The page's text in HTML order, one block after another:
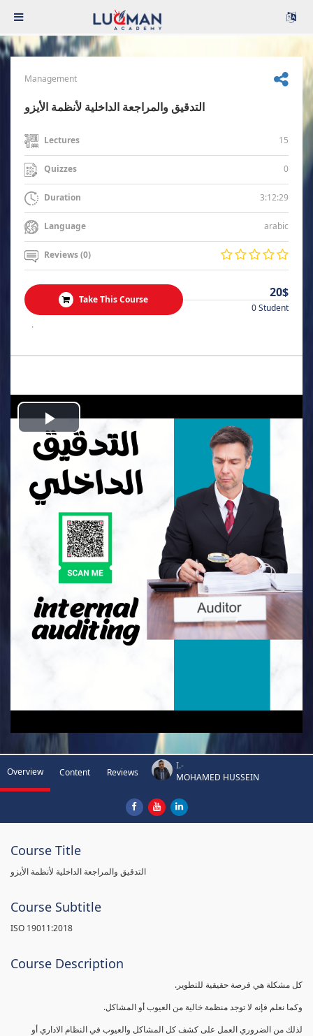
Management
التدقيق والمراجعة الداخلية لأنظمة الأيزو
Lectures 15
Quizzes 0
Duration 3:12:29
Language arabic
Reviews (0)
Take This Course 20$
0 Student
.
Play
Video
Overview Content Reviews
I.-
MOHAMED HUSSEIN
Course Title
التدقيق والمراجعة الداخلية لأنظمة الأيزو
Course Subtitle
ISO 19011:2018
Course Description
كل مشكلة هي فرصة حقيقية للتطوير.
وكما نعلم فإنه لا توجد منظمة خالية من العيوب أو المشاكل.
لذلك من الضروري العمل على كشف كل المشاكل والعيوب في النظام الاداري أو